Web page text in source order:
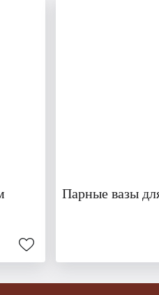
Парные вазы